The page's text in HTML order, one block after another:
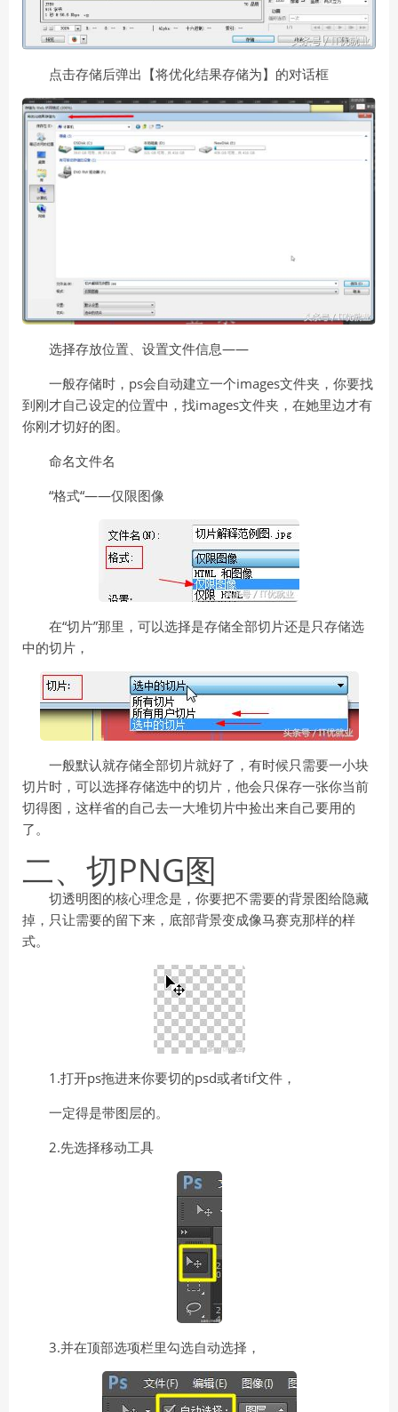
点击存储后弹出【将优化结果存储为】的对话框
选择存放位置、设置文件信息——
一般存储时，ps会自动建立一个images文件夹，你要找
到刚才自己设定的位置中，找images文件夹，在她里边才有
你刚才切好的图。
命名文件名
“格式“——仅限图像
在“切片”那里，可以选择是存储全部切片还是只存储选
中的切片，
一般默认就存储全部切片就好了，有时候只需要一小块
切片时，可以选择存储选中的切片，他会只保存一张你当前
切得图，这样省的自己去一大堆切片中捡出来自己要用的
了。
二、切PNG图
切透明图的核心理念是，你要把不需要的背景图给隐藏
掉，只让需要的留下来，底部背景变成像马赛克那样的样
式。
1.打开ps拖进来你要切的psd或者tif文件，
一定得是带图层的。
2.先选择移动工具
3.并在顶部选项栏里勾选自动选择，